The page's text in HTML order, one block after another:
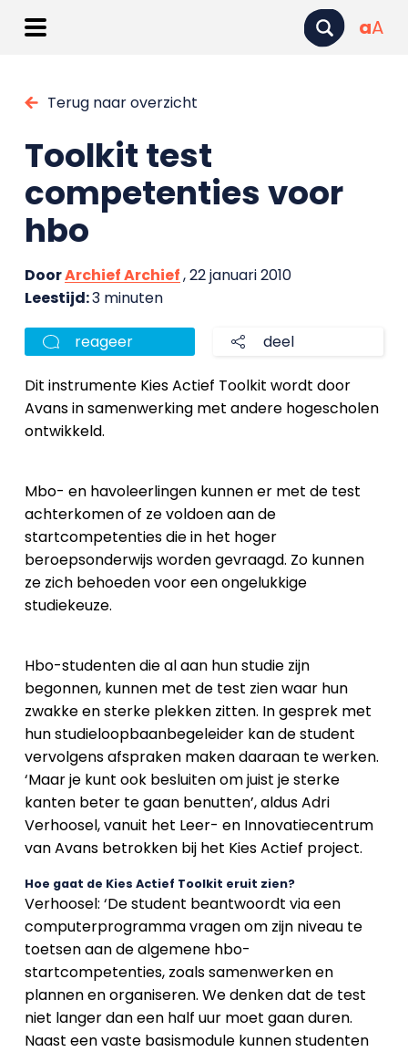
aA
Terug naar overzicht
Toolkit test
competenties voor
hbo
DoorArchief Archief, 22 januari 2010
Leestijd:3 minuten
reageer deel
Dit instrumente Kies Actief Toolkit wordt door
Avans in samenwerking met andere hogescholen
ontwikkeld.
Mbo- en havoleerlingen kunnen er met de test
achterkomen of ze voldoen aan de
startcompetenties die in het hoger
beroepsonderwijs worden gevraagd. Zo kunnen
ze zich behoeden voor een ongelukkige
studiekeuze.
Hbo-studenten die al aan hun studie zijn
begonnen, kunnen met de test zien waar hun
zwakke en sterke plekken zitten. In gesprek met
hun studieloopbaanbegeleider kan de student
vervolgens afspraken maken daaraan te werken.
‘Maar je kunt ook besluiten om juist je sterke
kanten beter te gaan benutten’, aldus Adri
Verhoosel, vanuit het Leer- en Innovatiecentrum
van Avans betrokken bij het Kies Actief project.
Hoe gaat de Kies Actief Toolkit eruit zien?
Verhoosel: ‘De student beantwoordt via een
computerprogramma vragen om zijn niveau te
toetsen aan de algemene hbo-
startcompetenties, zoals samenwerken en
plannen en organiseren. We denken dat de test
niet langer dan een half uur moet gaan duren.
Naast een vaste basismodule kunnen studenten